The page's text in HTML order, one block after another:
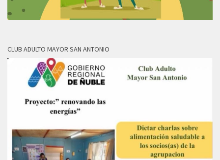
CLUB ADULTO MAYOR SAN ANTONIO